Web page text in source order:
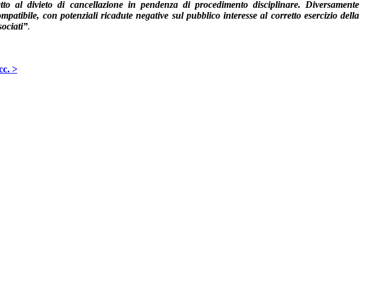
al divieto di cancellazione in pendenza di procedimento disciplinare. Diversamente
con potenziali ricadute negative sul pubblico interesse al corretto esercizio della
.
>